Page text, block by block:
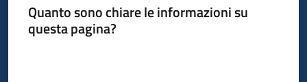
Quanto sono chiare le informazioni su
questa pagina?